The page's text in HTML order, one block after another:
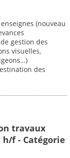
(nouveau
gestion des
visuelles,
des
travaux
f - Catégorie